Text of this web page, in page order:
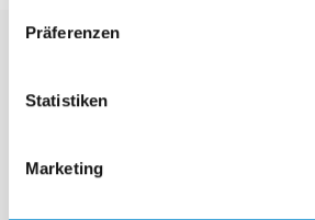
Präferenzen
Statistiken
Marketing
CH-8586 Erlen